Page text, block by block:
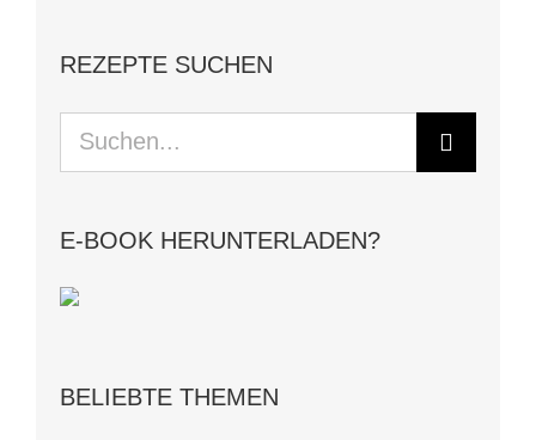
REZEPTE SUCHEN
Suche
nach:
E-BOOK HERUNTERLADEN?
BELIEBTE THEMEN